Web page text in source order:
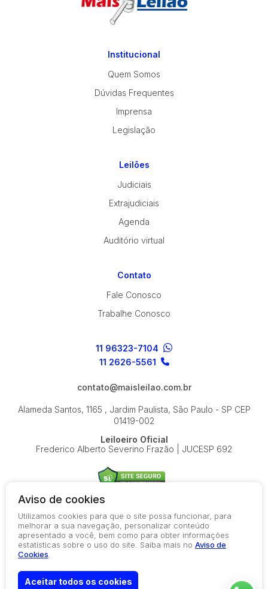
Institucional
Quem Somos
Dúvidas Frequentes
Imprensa
Legislação
Leilões
Judiciais
Extrajudiciais
Agenda
Auditório virtual
Contato
Fale Conosco
Trabalhe Conosco
11 96323-7104
11 2626-5561
contato@maisleilao.com.br
Alameda Santos, 1165 , Jardim Paulista, São Paulo - SP CEP
01419-002
Leiloeiro Oficial
Frederico Alberto Severino Frazão | JUCESP 692
© 2026-present - Todos os direitos reservados
Política de Privacidade
Termos de Uso
Aviso de cookies
Utilizamos cookies para que o site possa funcionar, para
melhorar a sua navegação, personalizar conteúdo
apresentado a você, bem como para obter informações
estatísticas sobre o uso do site. Saiba mais no Aviso de
Cookies
Aceitar todos os cookies